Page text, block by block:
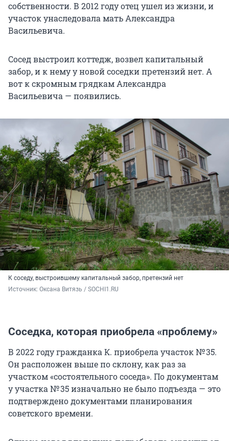
собственности. В 2012 году отец ушел из жизни, и
участок унаследовала мать Александра
Васильевича.
Сосед выстроил коттедж, возвел капитальный
забор, и к нему у новой соседки претензий нет. А
вот к скромным грядкам Александра
Васильевича — появились.
К соседу, выстроившему капитальный забор, претензий нет
Источник: Оксана Витязь / SOCHI1.RU
Соседка, которая приобрела «проблему»
В 2022 году гражданка К. приобрела участок № 35.
Он расположен выше по склону, как раз за
участком «состоятельного соседа». По документам
у участка № 35 изначально не было подъезда — это
подтверждено документами планирования
советского времени.